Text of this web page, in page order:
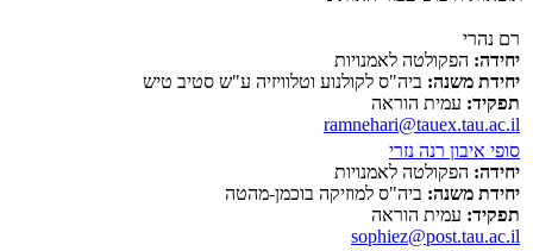
רם נהרי
יחידה: הפקולטה לאמנויות
יחידת משנה: ביה"ס לקולנוע וטלוויזיה ע"ש סטיב טיש
תפקיד: עמית הוראה
ramnehari@tauex.tau.ac.il
סופי איבון רנה נזרי
יחידה: הפקולטה לאמנויות
יחידת משנה: ביה"ס למוזיקה בוכמן-מהטה
תפקיד: עמית הוראה
sophiez@post.tau.ac.il